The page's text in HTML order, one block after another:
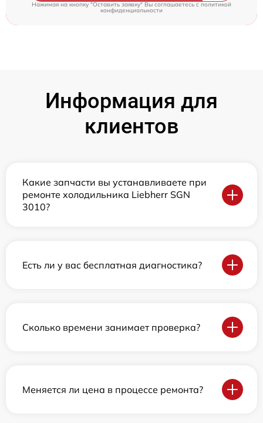
Нажимая на кнопку "Оставить заявку" Вы соглашаетесь cполитикой
конфиденциальности
Информация для
клиентов
Какие запчасти вы устанавливаете при
ремонте холодильника Liebherr SGN
3010?
Есть ли у вас бесплатная диагностика?
Сколько времени занимает проверка?
Меняется ли цена в процессе ремонта?